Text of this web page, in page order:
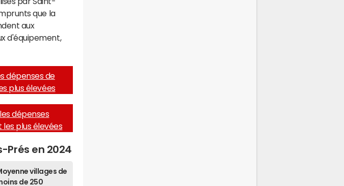
que la
aux
d'équipement,
dépenses de
plus élevées
dépenses
plus élevées
Prés en 2024
villages de
de 250